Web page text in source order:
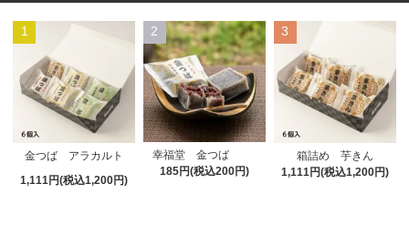
1
金つば アラカルト
1,111円(税込1,200円)
2
幸福堂 金つば
185円(税込200円)
3
箱詰め 芋きん
1,111円(税込1,200円)